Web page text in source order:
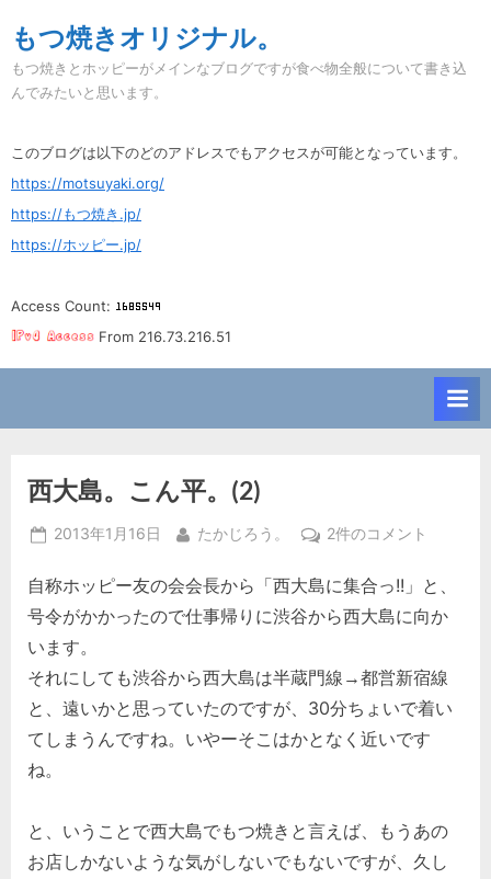
to
content
もつ焼きオリジナル。
もつ焼きとホッピーがメインなブログですが食べ物全般について書き込
んでみたいと思います。
このブログは以下のどのアドレスでもアクセスが可能となっています。
https://motsuyaki.org/
https://もつ焼き.jp/
https://ホッピー.jp/
Access Count:
From 216.73.216.51
西大島。こん平。(2)
Posted
2013年1月16日 By
たかじろう。
西
島。
こ
(2)
へ
の
2件のコメント
自称ホッピー友の会会長から「西大島に集合っ!!」と、
号令がかかったので仕事帰りに渋谷から西大島に向か
います。
それにしても渋谷から西大島は半蔵門線→都営新宿線
と、遠いかと思っていたのですが、30分ちょいで着い
てしまうんですね。いやーそこはかとなく近いです
ね。
と、いうことで西大島でもつ焼きと言えば、もうあの
お店しかないような気がしないでもないですが、久し